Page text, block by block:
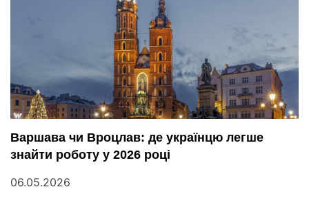
Варшава чи Вроцлав: де українцю легше
знайти роботу у 2026 році
06.05.2026